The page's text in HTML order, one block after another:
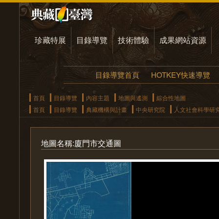
珍藏特展 目錄導覽 技術體驗 成果網站資源
目錄導覽首頁 HOTKEY快速導覽
首頁 目錄導覽 內容主題 地圖與遙測
綜合性地圖
首頁
目錄導覽 典藏機構與計畫 中央研究院 人文社會科學研
地圖名稱:廈門市交通圖